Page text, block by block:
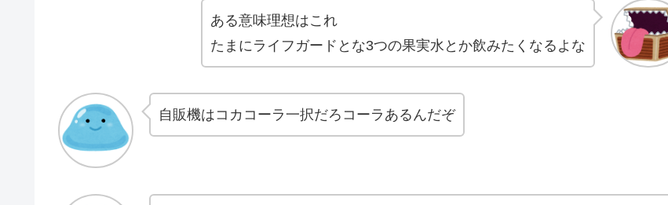
ある意味理想はこれ
たまにライフガードとな3つの果実水とか飲みたくなるよな
自販機はコカコーラ一択だろコーラあるんだぞ